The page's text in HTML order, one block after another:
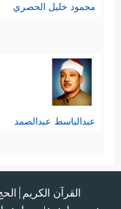
محمود خليل الحصري
عبدالباسط عبدالصمد
القرآن الكريم